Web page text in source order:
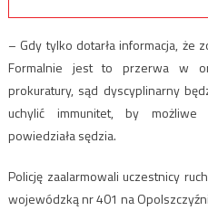
– Gdy tylko dotarła informacja, że
Formalnie jest to przerwa w
prokuratury, sąd dyscyplinarny
uchylić immunitet, by
powiedziała sędzia.
Policję zaalarmowali uczestnicy
wojewódzką nr 401 na